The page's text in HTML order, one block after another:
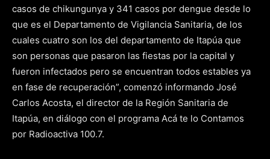
casos de chikungunya y 341 casos por dengue desde lo
que es el Departamento de Vigilancia Sanitaria, de los
cuales cuatro son los del departamento de Itapúa que
son personas que pasaron las fiestas por la capital y
fueron infectados pero se encuentran todos estables ya
en fase de recuperación”, comenzó informando José
Carlos Acosta, el director de la Región Sanitaria de
Itapúa, en diálogo con el programa Acá te lo Contamos
por Radioactiva 100.7.